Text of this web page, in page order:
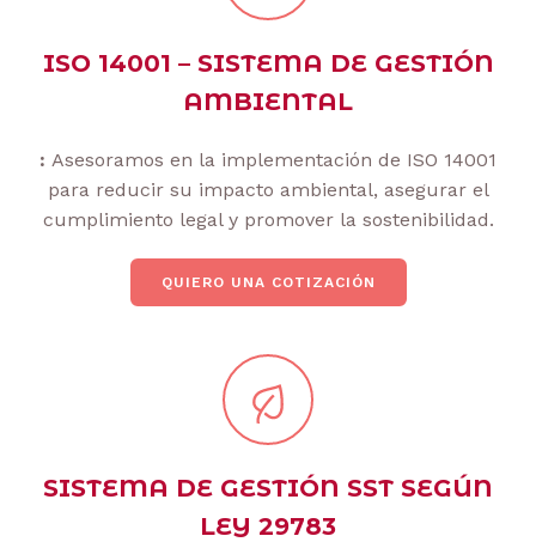
ISO 14001 – SISTEMA DE GESTIÓN
AMBIENTAL
: Asesoramos en la implementación de ISO 14001
para reducir su impacto ambiental, asegurar el
cumplimiento legal y promover la sostenibilidad.
QUIERO UNA COTIZACIÓN
SISTEMA DE GESTIÓN SST SEGÚN
LEY 29783